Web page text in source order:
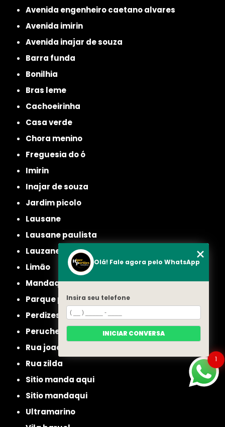
avenida engenheiro caetano alvares
avenida imirin
avenida inajar de souza
barra funda
bonilhia
bras leme
cachoeirinha
casa verde
chora menino
freguesia do ó
imirin
inajar de souza
jardim picolo
lausane
lausane paulista
lauzane
limão
mandaqui
parque peruche
perdizes
peruche
rua joao ruthe
rua zilda
sitio manda aqui
sitio mandaqui
ultramarino
1
Olá! Fale agora pelo WhatsApp
Insira seu telefone
INICIAR CONVERSA